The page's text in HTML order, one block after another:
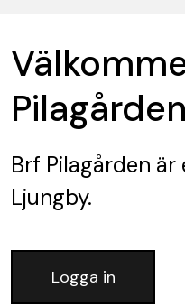
Pilagården
Brf Pilagården är
Ljungby.
Logga in